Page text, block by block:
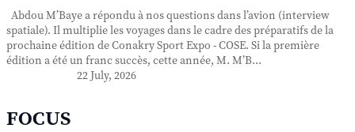
Abdou M’Baye a répondu à nos questions dans l’avion (interview
spatiale). Il multiplie les voyages dans le cadre des préparatifs de la
prochaine édition de Conakry Sport Expo - COSE. Si la première
édition a été un franc succès, cette année, M. M’B...
22 July, 2026
FOCUS